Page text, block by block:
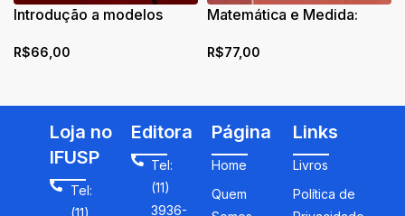
Introdução a modelos
R$66,00
Matemática e Medida:
R$77,00
Loja no
IFUSP
Tel:
(11)
Editora
Tel:
(11)
3936-
Página
Home
Quem
Links
Livros
Política de